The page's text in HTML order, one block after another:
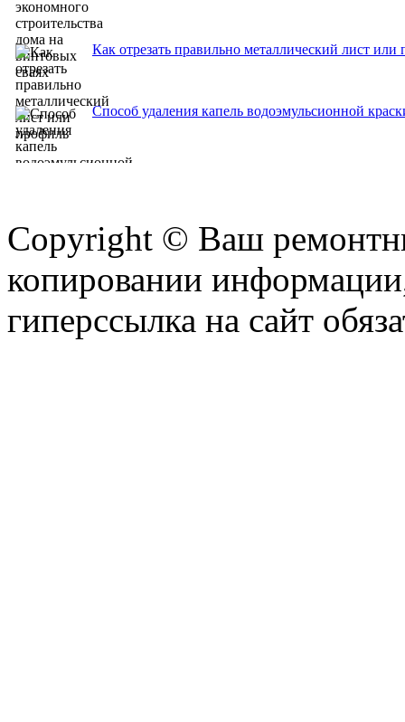
Как отрезать правильно металлический лист или
Способ удаления капель водоэмульсионной
Copyright © Ваш
копировании
гиперссылка на сайт